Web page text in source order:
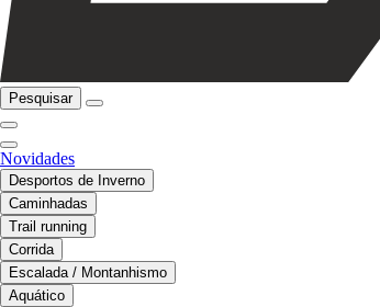
Pesquisar
Novidades
Desportos de Inverno
Caminhadas
Trail running
Corrida
Escalada / Montanhismo
Aquático